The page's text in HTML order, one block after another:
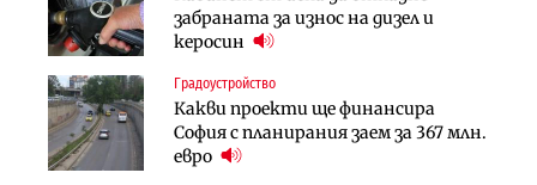
забраната за износ на дизел и
керосин
Градоустройство
Какви проекти ще финансира
София с планирания заем за 367 млн.
евро
АПИ възложи промяната на
парцеларния план за
Търново
Градоустройство
Шест кандидата с интерес към
езеро става част от бъдещата
магистрала „Черно море“
Публични финанси
Регионалният министър поема „на
ръчно управление“ общинската
инвестиционна програма